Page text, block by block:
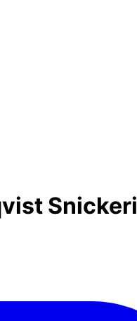
Snickeri